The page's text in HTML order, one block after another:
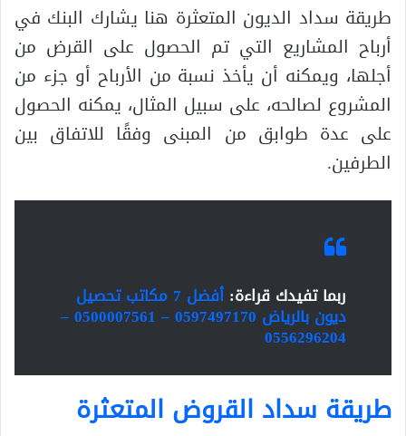
طريقة سداد الديون المتعثرة هنا يشارك البنك في
أرباح المشاريع التي تم الحصول على القرض من
أجلها، ويمكنه أن يأخذ نسبة من الأرباح أو جزء من
المشروع لصالحه، على سبيل المثال، يمكنه الحصول
على عدة طوابق من المبنى وفقًا للاتفاق بين
الطرفين.
ربما تفيدك قراءة: أفضل 7 مكاتب تحصيل
ديون بالرياض 0597497170 – 0500007561 –
0556296204
طريقة سداد القروض المتعثرة